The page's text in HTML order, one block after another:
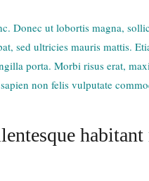
Donec ut lobortis magna,
sed ultricies mauris mattis.
porta. Morbi risus erat,
non felis vulputate